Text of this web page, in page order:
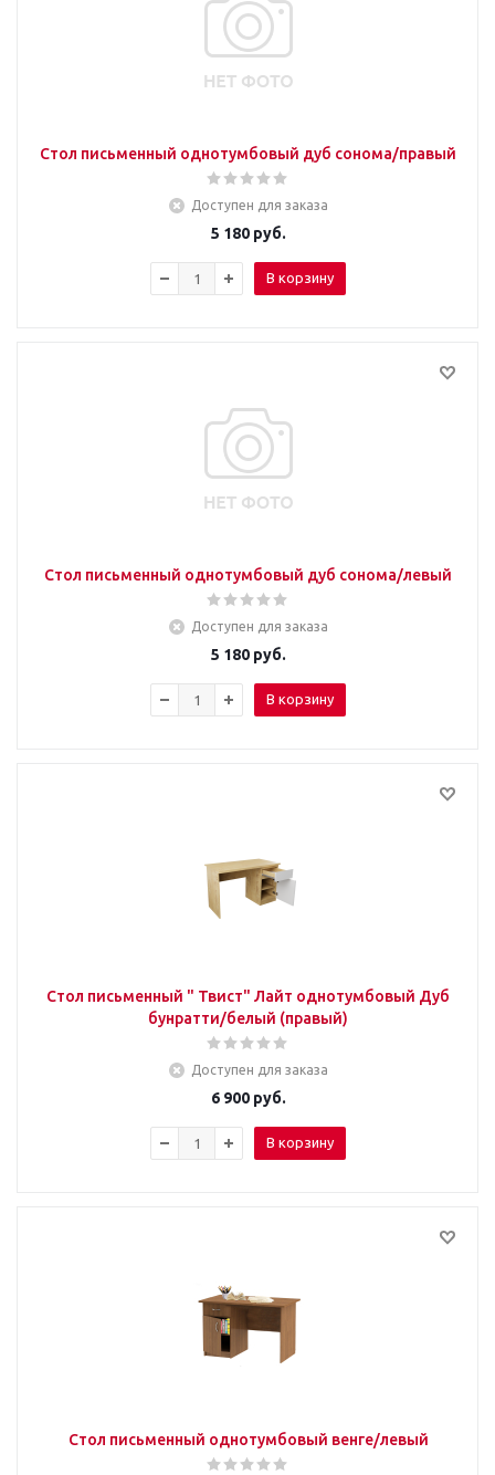
Стол письменный однотумбовый дуб сонома/правый
Доступен для заказа
5 180руб.
В корзину
Стол письменный однотумбовый дуб сонома/левый
Доступен для заказа
5 180руб.
В корзину
Стол письменный " Твист" Лайт однотумбовый Дуб
бунратти/белый (правый)
Доступен для заказа
6 900руб.
В корзину
Стол письменный однотумбовый венге/левый